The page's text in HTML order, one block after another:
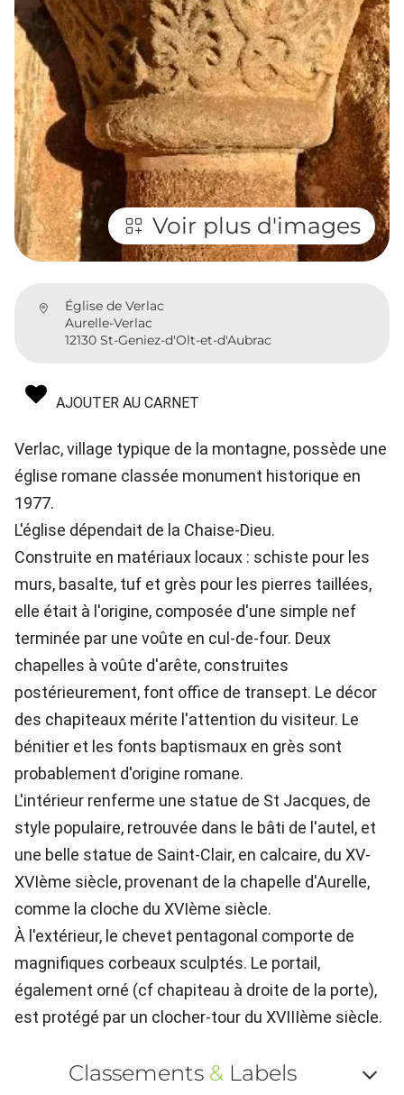
Voir plus d'images
Église de Verlac
Aurelle-Verlac
12130 St-Geniez-d'Olt-et-d'Aubrac
AJOUTER AU CARNET
Verlac, village typique de la montagne, possède une
église romane classée monument historique en
1977.
L'église dépendait de la Chaise-Dieu.
Construite en matériaux locaux : schiste pour les
murs, basalte, tuf et grès pour les pierres taillées,
elle était à l'origine, composée d'une simple nef
terminée par une voûte en cul-de-four. Deux
chapelles à voûte d'arête, construites
postérieurement, font office de transept. Le décor
des chapiteaux mérite l'attention du visiteur. Le
bénitier et les fonts baptismaux en grès sont
probablement d'origine romane.
L'intérieur renferme une statue de St Jacques, de
style populaire, retrouvée dans le bâti de l'autel, et
une belle statue de Saint-Clair, en calcaire, du XV-
XVIème siècle, provenant de la chapelle d'Aurelle,
comme la cloche du XVIème siècle.
À l'extérieur, le chevet pentagonal comporte de
magnifiques corbeaux sculptés. Le portail,
également orné (cf chapiteau à droite de la porte),
est protégé par un clocher-tour du XVIIIème siècle.
Classements & Labels